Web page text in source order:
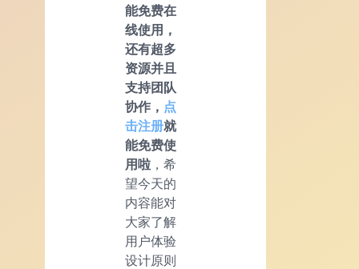
能免费在
线使用，
还有超多
资源并且
支持团队
协作， 点
击注册就
能免费使
用啦 ，希
望今天的
内容能对
大家了解
用户体验
设计原则